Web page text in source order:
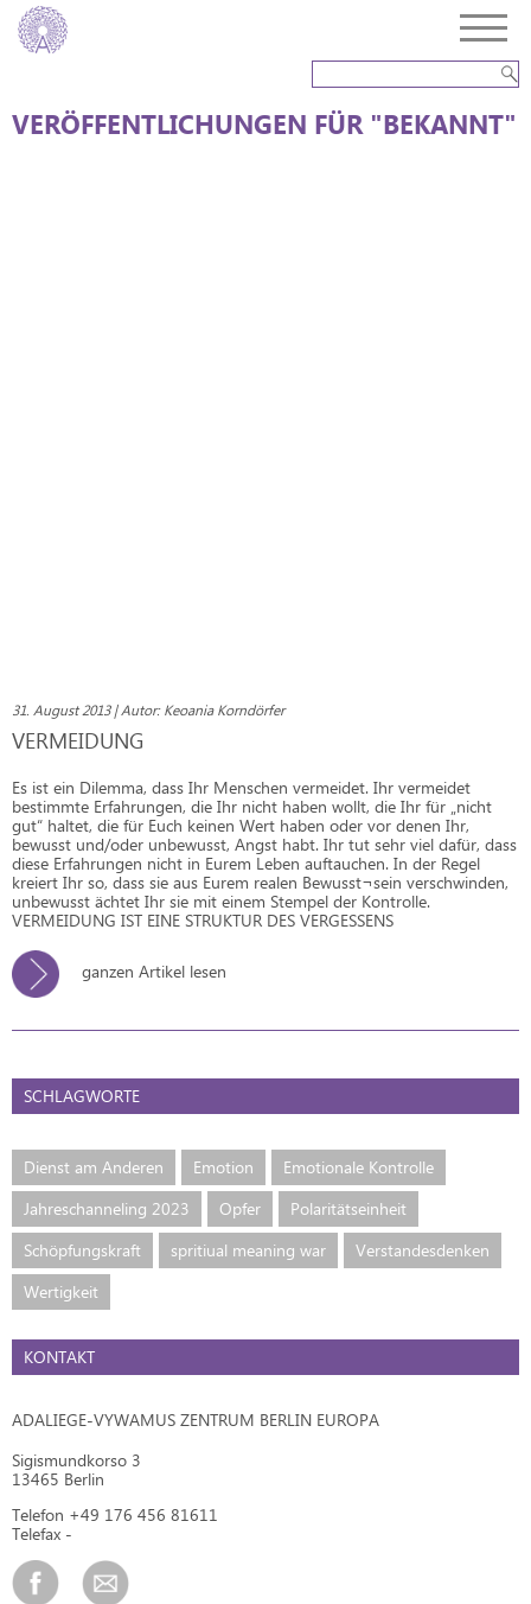
VERÖFFENTLICHUNGEN FÜR "BEKANNT"
31. August 2013 | Autor: Keoania Korndörfer
VERMEIDUNG
Es ist ein Dilemma, dass Ihr Menschen vermeidet. Ihr vermeidet
bestimmte Erfahrungen, die Ihr nicht haben wollt, die Ihr für „nicht
gut“ haltet, die für Euch keinen Wert haben oder vor denen Ihr,
bewusst und/oder unbewusst, Angst habt. Ihr tut sehr viel dafür, dass
diese Erfahrungen nicht in Eurem Leben auftauchen. In der Regel
kreiert Ihr so, dass sie aus Eurem realen Bewusst¬sein verschwinden,
unbewusst ächtet Ihr sie mit einem Stempel der Kontrolle.
VERMEIDUNG IST EINE STRUKTUR DES VERGESSENS
ganzen Artikel lesen
SCHLAGWORTE
Dienst am Anderen Emotion
Emotionale Kontrolle
Jahreschanneling 2023
Opfer
Polaritätseinheit
Schöpfungskraft
spritiual meaning war
Verstandesdenken
Wertigkeit
KONTAKT
ADALIEGE-VYWAMUS ZENTRUM BERLIN EUROPA
Sigismundkorso 3
13465 Berlin
Telefon +49 176 456 81611
Telefax -